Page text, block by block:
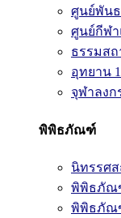
ศูนย์พันธ
ศูนย์กีฬ
ธรรมส
อุทยาน
จุฬาลง
พิพิธภัณฑ์
นิทรรศ
พิพิธภัณ
พิพิธภัณ